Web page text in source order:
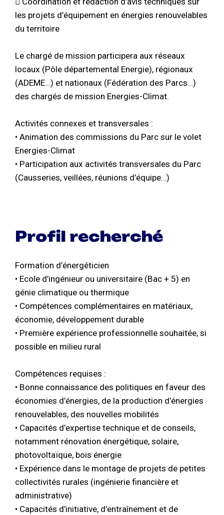
les projets d’équipement en énergies renouvelables
du territoire
Le chargé de mission participera aux réseaux
locaux (Pôle départemental Energie), régionaux
(ADEME…) et nationaux (Fédération des Parcs…)
des chargés de mission Energies-Climat.
Activités connexes et transversales :
• Animation des commissions du Parc sur le volet
Energies-Climat
• Participation aux activités transversales du Parc
(Causseries, veillées, réunions d’équipe…)
Profil recherché
Formation d’énergéticien
• Ecole d’ingénieur ou universitaire (Bac + 5) en
génie climatique ou thermique
• Compétences complémentaires en matériaux,
économie, développement durable
• Première expérience professionnelle souhaitée, si
possible en milieu rural
Compétences requises :
• Bonne connaissance des politiques en faveur des
économies d’énergies, de la production d’énergies
renouvelables, des nouvelles mobilités
• Capacités d’expertise technique et de conseils,
notamment rénovation énergétique, solaire,
photovoltaïque, bois énergie
• Expérience dans le montage de projets de petites
collectivités rurales (ingénierie financière et
administrative)
• Capacités d’initiative, d’entraînement et de